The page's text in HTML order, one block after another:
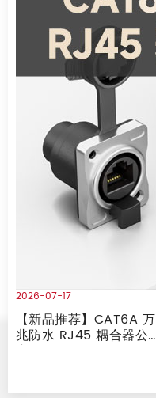
2026-07-17
【新品推荐】CAT6A 万
兆防水 RJ45 耦合器公母
座